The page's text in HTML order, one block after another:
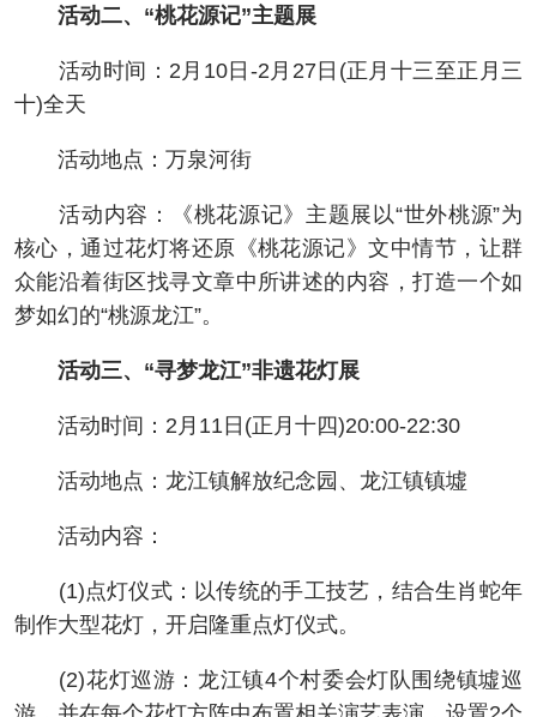
活动二、“桃花源记”主题展
活动时间：2月10日-2月27日(正月十三至正月三
十)全天
活动地点：万泉河街
活动内容：《桃花源记》主题展以“世外桃源”为
核心，通过花灯将还原《桃花源记》文中情节，让群
众能沿着街区找寻文章中所讲述的内容，打造一个如
梦如幻的“桃源龙江”。
活动三、“寻梦龙江”非遗花灯展
活动时间：2月11日(正月十四)20:00-22:30
活动地点：龙江镇解放纪念园、龙江镇镇墟
活动内容：
(1)点灯仪式：以传统的手工技艺，结合生肖蛇年
制作大型花灯，开启隆重点灯仪式。
(2)花灯巡游：龙江镇4个村委会灯队围绕镇墟巡